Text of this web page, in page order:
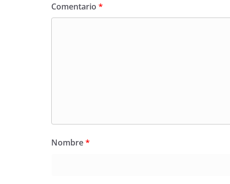
Comentario *
Nombre*